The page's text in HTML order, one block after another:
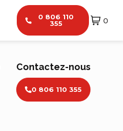
0 806 110
355
0
Contactez-nous
0 806 110 355